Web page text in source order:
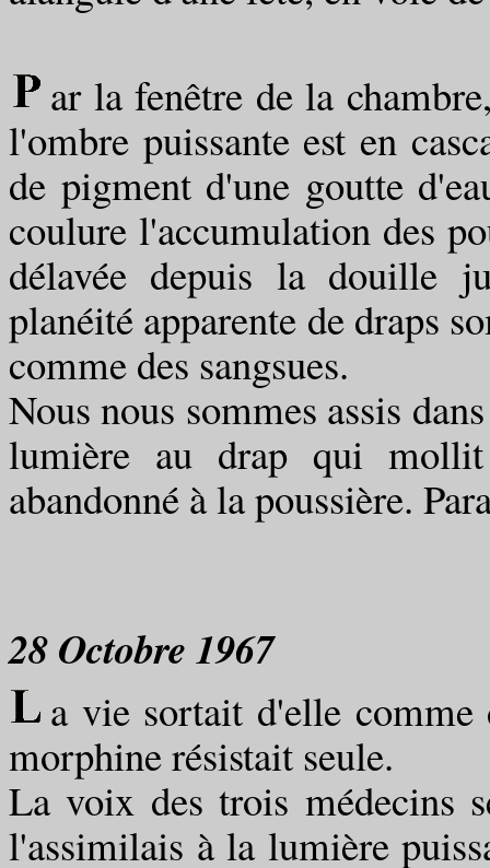
ar la fenêtre de la
l'ombre puissante est en
de pigment d'une goutte
coulure l'accumulation des
délavée depuis la douille
planéité apparente de draps
comme des sangsues.
Nous nous sommes assis
lumière au drap qui
abandonné à la poussière.
28 Octobre 1967
a vie sortait d'elle comme
morphine résistait seule.
La voix des trois médecins
l'assimilais à la lumière